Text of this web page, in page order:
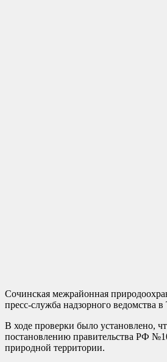
Сочинская межрайонная
пресс-служба надзорного ведомства в
В ходе проверки было установлено,
постановлению правительства РФ
природной территории.